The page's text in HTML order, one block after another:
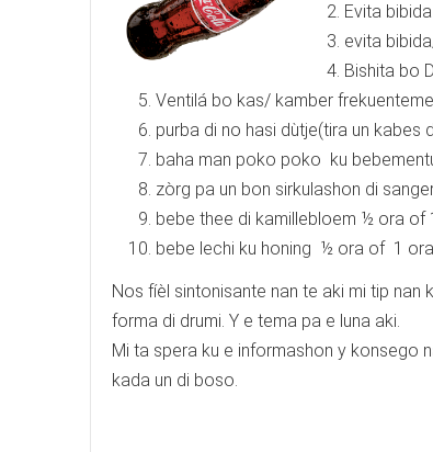
Evita
evita
Bishita bo
Ventilá bo kas/ kamber
purba di no hasi dùtje(tira un kabes
baha man poko poko ku
zòrg pa un bon sirkulashon di
bebe thee di kamillebloem ½ ora of
bebe lechi ku honing ½ ora of 1
Nos fíèl sintonisante nan te aki mi tip
forma di drumi. Y e tema pa e luna aki.
Mi ta spera ku e informashon y konsego
kada un di boso.